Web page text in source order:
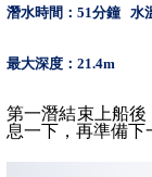
潛水時間： 51分鐘 水
最大深度： 21.4m
第一潛結束上船
息一下，再準備下